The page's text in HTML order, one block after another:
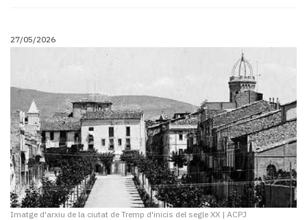
27/05/2026
Imatge d'arxiu de la ciutat de Tremp d'inicis del segle XX | ACPJ